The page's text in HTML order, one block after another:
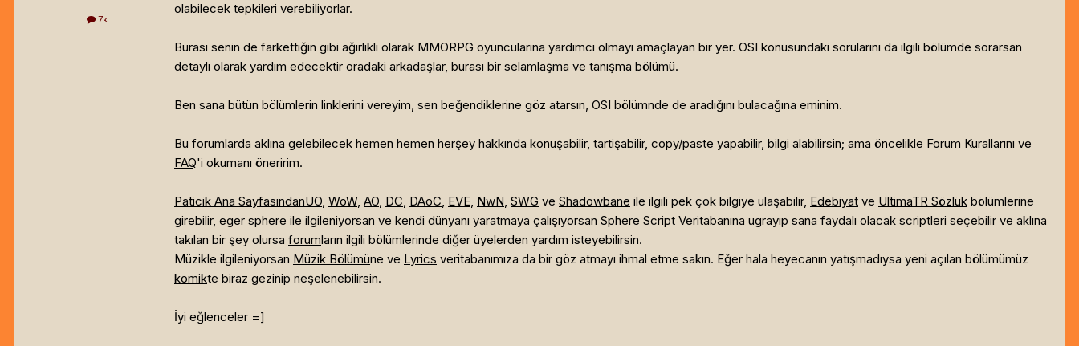
7k
olabilecek tepkileri verebiliyorlar.
Burası senin de farkettiğin gibi ağırlıklı olarak MMORPG oyuncularına yardımcı olmayı amaçlayan bir yer. OSI konusundaki sorularını da ilgili bölümde sorarsan
detaylı olarak yardım edecektir oradaki arkadaşlar, burası bir selamlaşma ve tanışma bölümü.
Ben sana bütün bölümlerin linklerini vereyim, sen beğendiklerine göz atarsın, OSI bölümnde de aradığını bulacağına eminim.
Bu forumlarda aklına gelebilecek hemen hemen herşey hakkında konuşabilir, tartişabilir, copy/paste yapabilir, bilgi alabilirsin; ama öncelikle Forum Kurallarını ve
FAQ'i okumanı öneririm.
Paticik Ana SayfasındanUO, WoW, AO, DC, DAoC, EVE, NwN, SWG ve Shadowbane ile ilgili pek çok bilgiye ulaşabilir, Edebiyat ve UltimaTR Sözlük bölümlerine
girebilir, eger sphere ile ilgileniyorsan ve kendi dünyanı yaratmaya çalışıyorsan Sphere Script Veritabanına ugrayıp sana faydalı olacak scriptleri seçebilir ve aklına
takılan bir şey olursa forumların ilgili bölümlerinde diğer üyelerden yardım isteyebilirsin.
Müzikle ilgileniyorsan Müzik Bölümüne ve Lyrics veritabanımıza da bir göz atmayı ihmal etme sakın. Eğer hala heyecanın yatışmadıysa yeni açılan bölümümüz
komikte biraz gezinip neşelenebilirsin.
İyi eğlenceler =]